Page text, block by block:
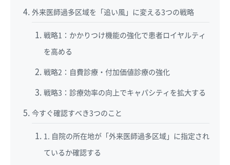
外来医師過多区域を「追い風」に変える3つの戦略
戦略1：かかりつけ機能の強化で患者ロイヤルティ
を高める
戦略2：自費診療・付加価値診療の強化
戦略3：診療効率の向上でキャパシティを拡大する
今すぐ確認すべき3つのこと
1. 自院の所在地が「外来医師過多区域」に指定され
ているか確認する